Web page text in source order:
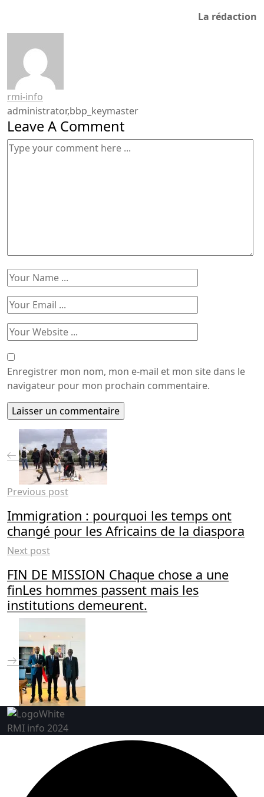
La rédaction
rmi-info
administrator,bbp_keymaster
Leave A Comment
Enregistrer mon nom, mon e-mail et mon site dans le
navigateur pour mon prochain commentaire.
Previous post
Immigration : pourquoi les temps ont
changé pour les Africains de la diaspora
Next post
FIN DE MISSION Chaque chose a une
finLes hommes passent mais les
institutions demeurent.
RMI info 2024